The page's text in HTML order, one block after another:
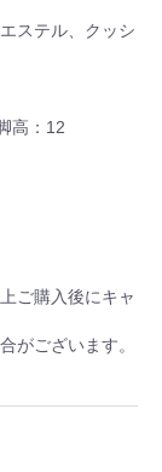
ステル、クッシ
高：12
ご購入後にキャ
がございます。